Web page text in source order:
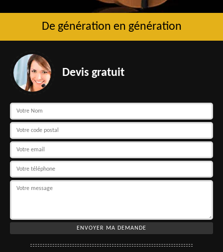
De génération en génération
Devis gratuit